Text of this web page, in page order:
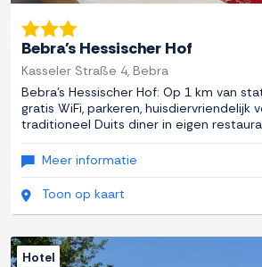
Bebra's Hessischer Hof
Kasseler Straße 4, Bebra
Bebra's Hessischer Hof: Op 1 km van
gratis WiFi, parkeren, huisdiervriendelijk
traditioneel Duits diner in eigen
Meer informatie
Toon op kaart
Hotel